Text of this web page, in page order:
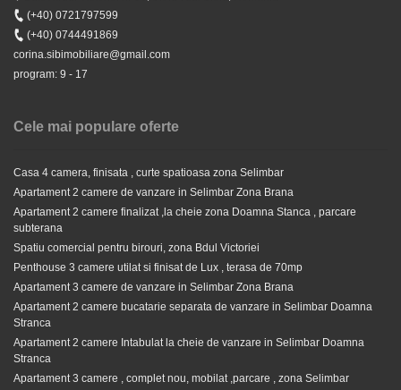
Casa 3 camere, curte , pod si pivnita, zona Hula(Simion
Barnutiu)
280.000 EUR
Stiri
Goana dupa apartamente noi finalizate si intabulate in
(+40) 0721797599
(+40) 0744491869
corina.sibimobiliare@gmail.com
program: 9 - 17
Cele mai populare oferte
Casa 4 camera, finisata , curte spatioasa zona Selimbar
Apartament 2 camere de vanzare in Selimbar Zona Brana
Apartament 2 camere finalizat ,la cheie zona Doamna Stanca , parcare
subterana
Spatiu comercial pentru birouri, zona Bdul Victoriei
Penthouse 3 camere utilat si finisat de Lux , terasa de 70mp
Apartament 3 camere de vanzare in Selimbar Zona Brana
Apartament 2 camere bucatarie separata de vanzare in Selimbar Doamna
Stranca
Apartament 2 camere Intabulat la cheie de vanzare in Selimbar Doamna
Stranca
Apartament 3 camere , complet nou, mobilat ,parcare , zona Selimbar